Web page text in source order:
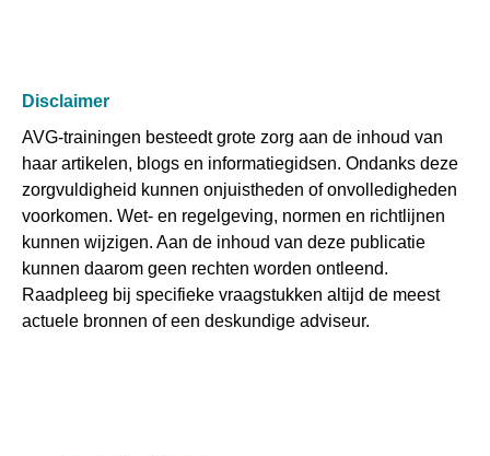
Disclaimer
AVG-trainingen besteedt grote zorg aan de inhoud van
haar artikelen, blogs en informatiegidsen. Ondanks deze
zorgvuldigheid kunnen onjuistheden of onvolledigheden
voorkomen. Wet- en regelgeving, normen en richtlijnen
kunnen wijzigen. Aan de inhoud van deze publicatie
kunnen daarom geen rechten worden ontleend.
Raadpleeg bij specifieke vraagstukken altijd de meest
actuele bronnen of een deskundige adviseur.